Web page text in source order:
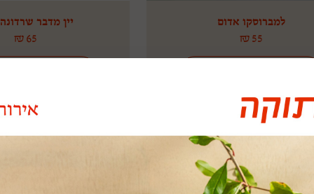
למברוסקו אדום
₪ 55
יין מדבר שרדונה 2021
₪ 65